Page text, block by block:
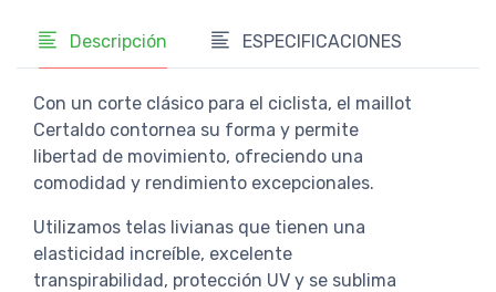
Descripción ESPECIFICACIONES
Con un corte clásico para el ciclista, el maillot
Certaldo contornea su forma y permite
libertad de movimiento, ofreciendo una
comodidad y rendimiento excepcionales.
Utilizamos telas livianas que tienen una
elasticidad increíble, excelente
transpirabilidad, protección UV y se sublima